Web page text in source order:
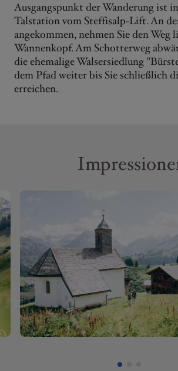
Ausgangspunkt der Wanderung ist
Talstation vom Steffisalp-Lift. An
angekommen, nehmen Sie den
Wannenkopf. Am Schotterweg
die ehemalige Walsersiedlung
dem Pfad weiter bis Sie schließlich
erreichen.